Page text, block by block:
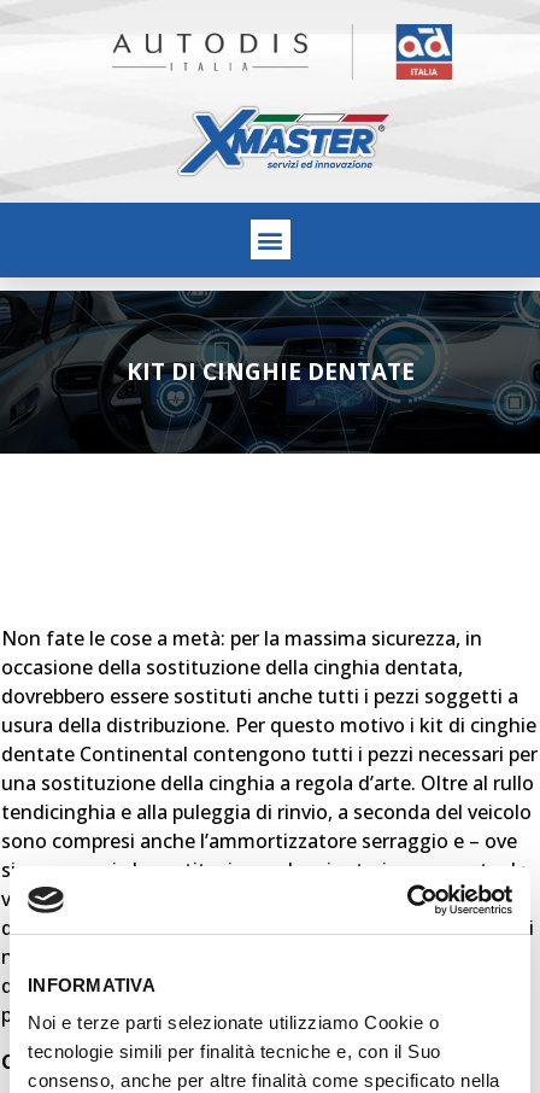
INFORMATIVA
Noi e terze parti selezionate utilizziamo Cookie o
tecnologie simili per finalità tecniche e, con il Suo
consenso, anche per altre finalità come specificato nella
KIT DI CINGHIE DENTATE
Non fate le cose a metà: per la massima sicurezza, in
occasione della sostituzione della cinghia dentata,
dovrebbero essere sostituti anche tutti i pezzi soggetti a
usura della distribuzione. Per questo motivo i kit di cinghie
dentate Continental contengono tutti i pezzi necessari per
una sostituzione della cinghia a regola d’arte. Oltre al rullo
tendicinghia e alla puleggia di rinvio, a seconda del veicolo
sono compresi anche l’ammortizzatore serraggio e – ove
sia necessaria la sostituzione – la minuteria, composta da
viti, dadi, molle e rondelle. Un aiuto pratico che permette
di risparmiare tempo, mettendo a disposizione tutti i pezzi
necessari. Le officine, con un solo ordine, otterranno
quindi tutti i componenti singoli di cui hanno bisogno,
perfettamente adeguati gli uni agli altri.
Contenuto: